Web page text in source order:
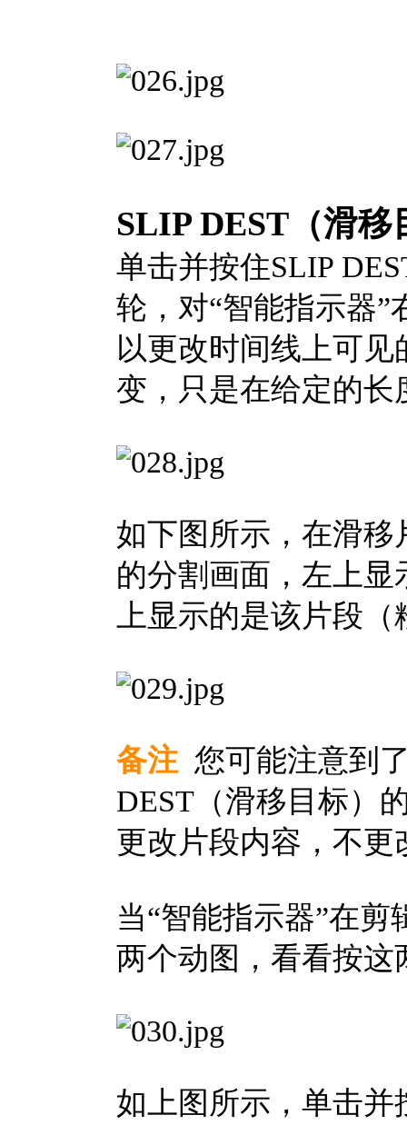
SLIP DEST（滑移
单击并按住SLIP
轮，对“智能指示器
以更改时间线上可
变，只是在给定的长
如下图所示，在滑移
的分割画面，左上
上显示的是该片段
备注 您可能注意到
DEST（滑移目标）
更改片段内容，不
当“智能指示器”在
两个动图，看看按这
如上图所示，单击并